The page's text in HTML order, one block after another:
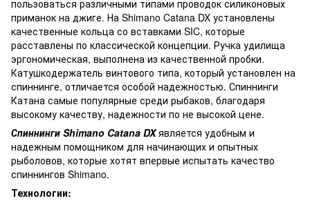
пользоваться различными типами проводок силиконовых
приманок на джиге. На Shimano Catana DX установлены
качественные кольца со вставками SIC, которые
расставлены по классической концепции. Ручка удилища
эргономическая, выполнена из качественной пробки.
Катушкодержатель винтового типа, который установлен на
спиннинге, отличается особой надежностью. Спиннинги
Катана самые популярные среди рыбаков, благодаря
высокому качеству, надежности по не высокой цене.
Спиннинги Shimano Catana DXявляется удобным и
надежным помощником для начинающих и опытных
рыболовов, которые хотят впервые испытать качество
спиннингов Shimano.
Технологии: